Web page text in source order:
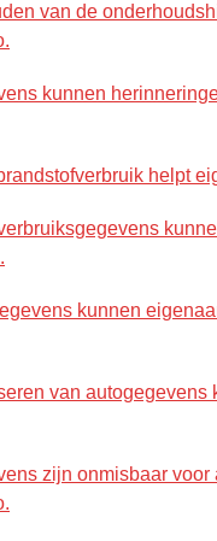
van de
kunnen
helpt
kunnen
van
zijn onmisbaar